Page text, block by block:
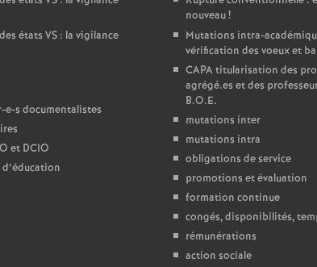
états VS: la vigilance
e-s documentalistes
et DCIO
nouveau!
Mutations intra-
vérification des voeux et
CAPAtitularisation des
agrégé.es et des
B.O.E.
mutations inter
mutations intra
obligations de service
promotions et évaluation
formation continue
congés, disponibilités,
rémunérations
action sociale